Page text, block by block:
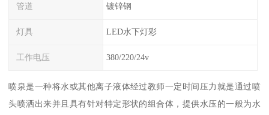
管道 镀锌钢
灯具 LED水下灯彩
工作电压 380/220/24v
喷泉是一种将水或其他离子液体经过教师一定时间压力就是通过喷
头喷洒出来并且具有针对特定形状的组合体，提供水压的一般为水